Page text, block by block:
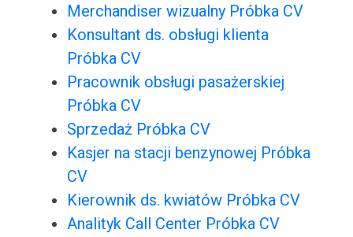
Merchandiser wizualny Próbka CV
Konsultant ds. obsługi klienta
Próbka CV
Pracownik obsługi pasażerskiej
Próbka CV
Sprzedaż Próbka CV
Kasjer na stacji benzynowej Próbka
CV
Kierownik ds. kwiatów Próbka CV
Analityk Call Center Próbka CV